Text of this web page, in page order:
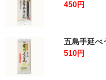
450円
五島手延べ
510円